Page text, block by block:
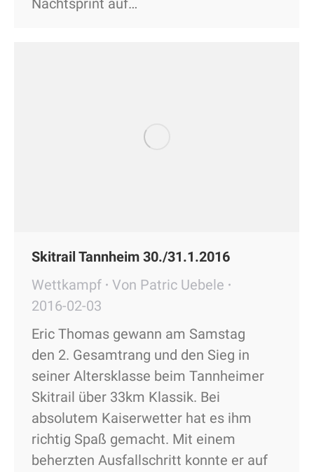
Nachtsprint auf…
Skitrail Tannheim 30./31.1.2016
Wettkampf
Von Patric Uebele
2016-02-03
Eric Thomas gewann am Samstag
den 2. Gesamtrang und den Sieg in
seiner Altersklasse beim Tannheimer
Skitrail über 33km Klassik. Bei
absolutem Kaiserwetter hat es ihm
richtig Spaß gemacht. Mit einem
beherzten Ausfallschritt konnte er auf